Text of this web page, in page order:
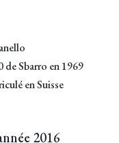
Sbarro en 1969
en Suisse
2016